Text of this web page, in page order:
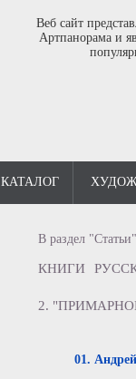
Веб сайт
Артпанорама и
КАТАЛОГ
В раздел "Статьи"
КНИГИ
2.
01.